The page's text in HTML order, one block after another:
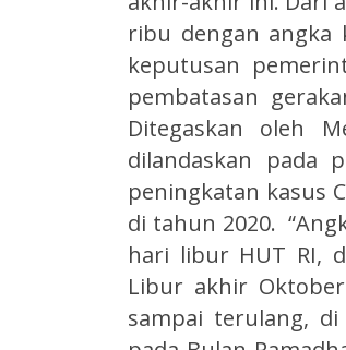
ribu dengan angka
keputusan
pembatasan
Ditegaskan oleh
dilandaskan pada
peningkatan kasus
di tahun 2020.
hari libur HUT RI,
Libur akhir
sampai terulang,